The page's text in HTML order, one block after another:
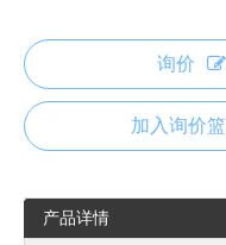
询价
加入询价篮
产品详情